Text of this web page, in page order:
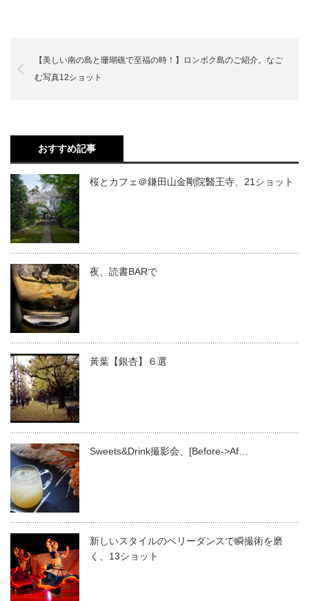
【美しい南の島と珊瑚礁で至福の時！】ロンボク島のご紹介。なご
む写真12ショット
おすすめ記事
桜とカフェ＠鎌田山金剛院醫王寺、21ショット
夜、読書BARで
黃葉【銀杏】６選
Sweets&Drink撮影会、[Before->Af…
新しいスタイルのベリーダンスで瞬撮術を磨
く、13ショット